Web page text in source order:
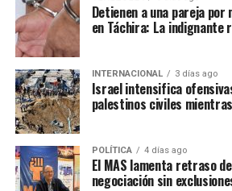
Para entender esta pasión futbolera
las raíces de su esposa,
Salta, Argentina. Ella ha sido la
al actor de Good Will Huntingen la
fútbol sudamericano. Damon ya ha
ocasiones sus experiencias viviendo
bombonera con Boca Juniors, pero
llevado la fiebre familiar a otro nivel.
Detienen a una pareja
en Táchira: La
INTERNACIONAL 3 días ago
Israel intensifica
palestinos civiles
POLÍTICA 4 días ago
El MAS lamenta retraso
negociación sin